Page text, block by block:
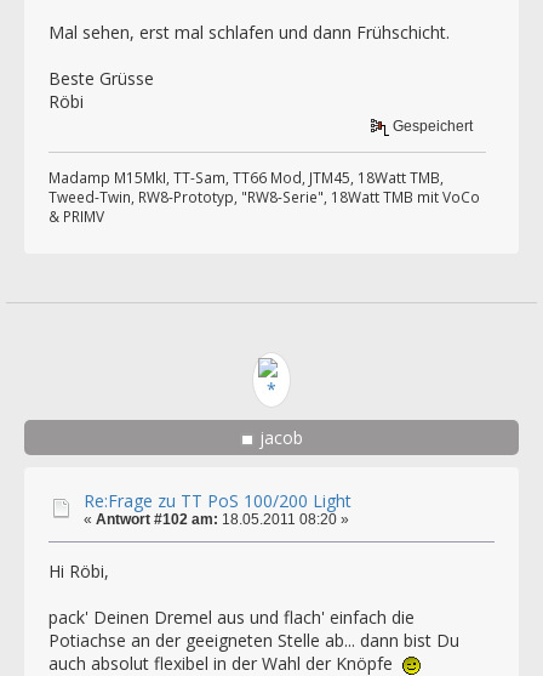
Mal sehen, erst mal schlafen und dann Frühschicht.
Beste Grüsse
Röbi
Gespeichert
Madamp M15MkI, TT-Sam, TT66 Mod, JTM45, 18Watt TMB,
Tweed-Twin, RW8-Prototyp, "RW8-Serie", 18Watt TMB mit VoCo
& PRIMV
jacob
Re:Frage zu TT PoS 100/200 Light
« Antwort #102 am: 18.05.2011 08:20 »
Hi Röbi,
pack' Deinen Dremel aus und flach' einfach die
Potiachse an der geeigneten Stelle ab... dann bist Du
auch absolut flexibel in der Wahl der Knöpfe